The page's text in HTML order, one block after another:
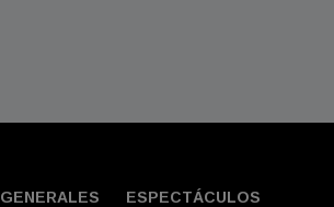
GENERALES ESPECTÁCULOS